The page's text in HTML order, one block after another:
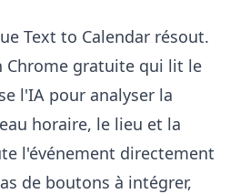
Text to Calendar résout.
Chrome gratuite qui lit le
l'IA pour analyser la
horaire, le lieu et la
l'événement directement
de boutons à intégrer,